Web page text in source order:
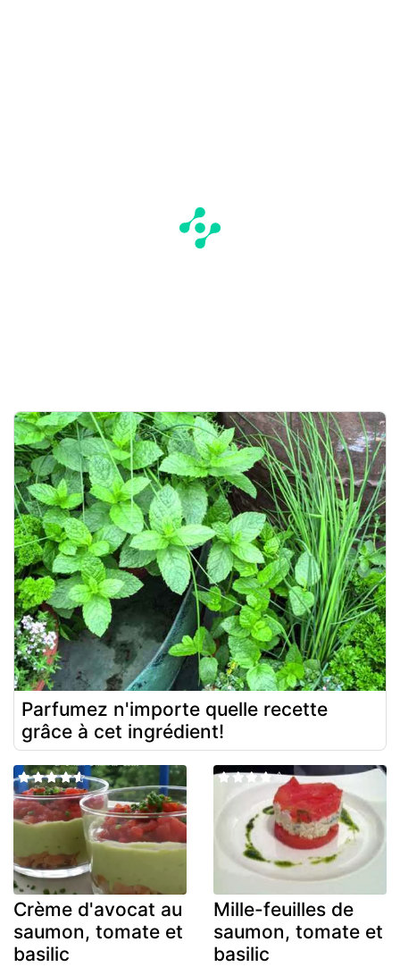
Parfumez n'importe quelle recette
grâce à cet ingrédient!
Crème d'avocat au
saumon, tomate et
basilic
Mille-feuilles de
saumon, tomate et
basilic